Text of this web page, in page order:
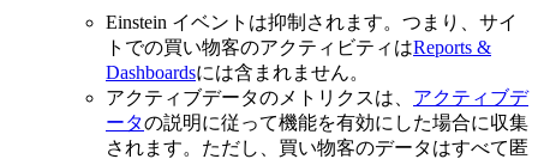
Einstein イベントは抑制されます。つまり、サイ
トでの買い物客のアクティビティはReports &
Dashboardsには含まれません。
アクティブデータのメトリクスは、 アクティブデ
ータの説明に従って機能を有効にした場合に収集
されます。ただし、買い物客のデータはすべて匿